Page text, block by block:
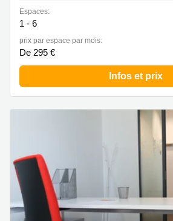
Luxembourg
Centres
d’affaires
Bertrange
Esch-
sur-
Alzette
Sandweiler
Espaces:
1 - 6
prix par espace par mois:
De 295 €
Infos et prix